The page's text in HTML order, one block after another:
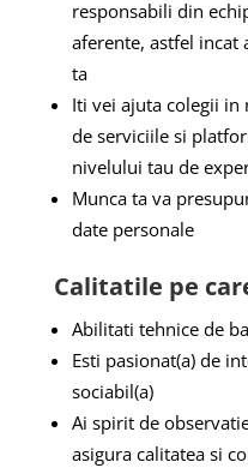
responsabili din
aferente, astfel incat
ta
Iti vei ajuta colegii in
de serviciile si
nivelului tau de
Munca ta va
date personale
Calitatile pe
Abilitati tehnice de
Esti pasionat(a) de
sociabil(a)
Ai spirit de
asigura calitatea si